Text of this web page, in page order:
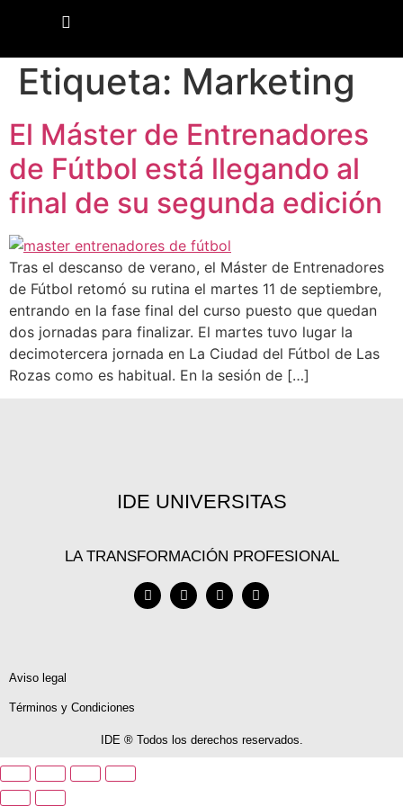
Etiqueta: Marketing
El Máster de Entrenadores
de Fútbol está llegando al
final de su segunda edición
Tras el descanso de verano, el Máster de Entrenadores
de Fútbol retomó su rutina el martes 11 de septiembre,
entrando en la fase final del curso puesto que quedan
dos jornadas para finalizar. El martes tuvo lugar la
decimotercera jornada en La Ciudad del Fútbol de Las
Rozas como es habitual. En la sesión de […]
IDE UNIVERSITAS
LA TRANSFORMACIÓN PROFESIONAL
Aviso legal
Términos y Condiciones
IDE ® Todos los derechos reservados.